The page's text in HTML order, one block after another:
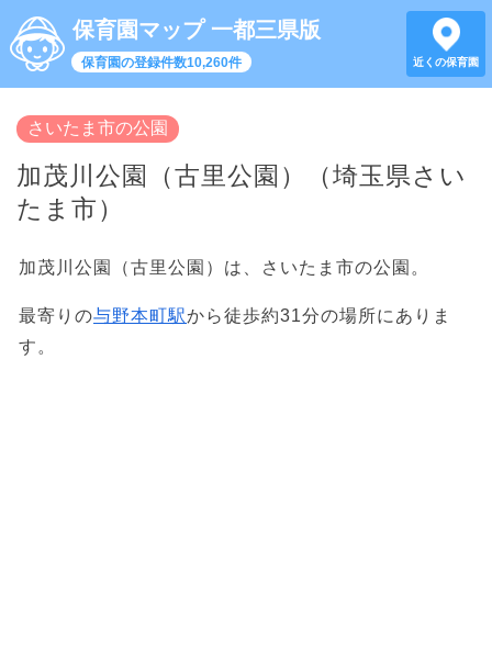
保育園マップ 一都三県版
保育園の登録件数10,260件 近くの保育園
さいたま市の公園
加茂川公園（古里公園）（埼玉県さい
たま市）
加茂川公園（古里公園）は、さいたま市の公園。
最寄りの与野本町駅から徒歩約31分の場所にありま
す。